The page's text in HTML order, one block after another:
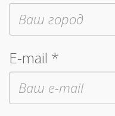
E-mail *